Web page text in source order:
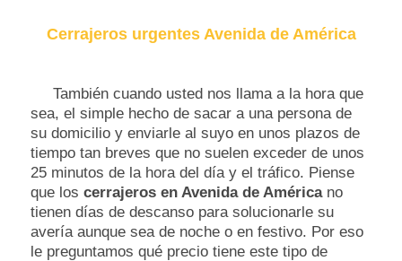
Cerrajeros urgentes Avenida de América
También cuando usted nos llama a la hora que
sea, el simple hecho de sacar a una persona de
su domicilio y enviarle al suyo en unos plazos de
tiempo tan breves que no suelen exceder de unos
25 minutos de la hora del día y el tráfico. Piense
que los cerrajeros en Avenida de Américano
tienen días de descanso para solucionarle su
avería aunque sea de noche o en festivo. Por eso
le preguntamos qué precio tiene este tipo de